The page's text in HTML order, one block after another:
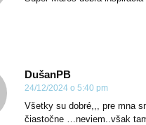
DušanPB
24/12/2024 o 5:40 pm
Všetky su dobré,,, pre mna
čiastočne …neviem..však